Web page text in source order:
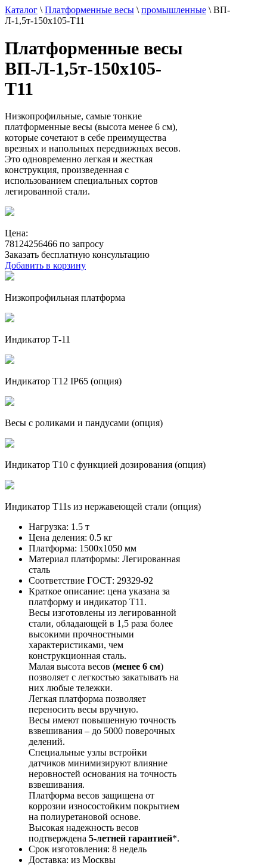
Каталог \ Платформенные весы \ промышленные \ ВП-
Л-1,5т-150х105-Т11
Платформенные весы
ВП-Л-1,5т-150х105-
Т11
Низкопрофильные, самые тонкие
платформенные весы (высота менее 6 см),
которые сочетают в себе преимущества
врезных и напольных передвижных весов.
Это одновременно легкая и жесткая
конструкция, произведенная с
использованием специальных сортов
легированной стали.
Цена:
78124256466 по запросу
Заказать бесплатную консультацию
Добавить в корзину
Низкопрофильная платформа
Индикатор Т-11
Индикатор Т12 IP65 (опция)
Весы с роликами и пандусами (опция)
Индикатор Т10 с функцией дозирования (опция)
Индикатор Т11s из нержавеющей стали (опция)
Нагрузка: 1.5 т
Цена деления: 0.5 кг
Платформа: 1500х1050 мм
Материал платформы: Легированная
сталь
Соответствие ГОСТ: 29329-92
Краткое описание: цена указана за
платформу и индикатор Т11.
Весы изготовлены из легированной
стали, обладающей в 1,5 раза более
высокими прочностными
характеристиками, чем
конструкционная сталь.
Малая высота весов (менее 6 см)
позволяет с легкостью закатывать на
них любые тележки.
Легкая платформа позволяет
переносить весы вручную.
Весы имеют повышенную точность
взвешивания – до 5000 поверочных
делений.
Специальные узлы встройки
датчиков минимизируют влияние
неровностей основания на точность
взвешивания.
Платформа весов защищена от
коррозии износостойким покрытием
на полиуретановой основе.
Высокая надежность весов
подтверждена 5-летней гарантией*.
Срок изготовления: 8 недель
Доставка: из Москвы